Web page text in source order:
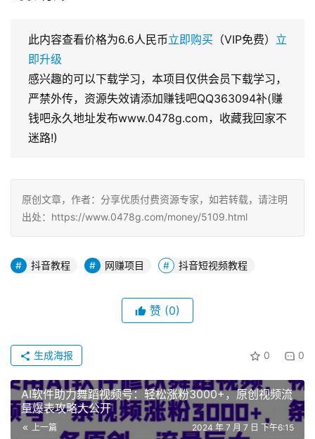
此内容查看价格为6.6人民币立即购买 （VIP免费） 立
即升级
感兴趣的可以下载学习，本项目仅供会员下载学习，
严禁外传，资源失效请添加赚钱吧QQ363094补(赚
钱吧永久地址发布www.0478g.com，收藏我回家不
迷路!)
原创文章，作者：分享优质付费资源专家，如若转载，请注明
出处：https://www.0478g.com/money/5109.html
抖音教程 网赚项目 抖音短视频教程
赞 (0)
0 0
生成海报
AI软件助力舞蹈视频号：轻松涨粉3000+，原创视频流
量爆表攻略大公开
上一篇 2024 年 7 月 7 日 下午6:15